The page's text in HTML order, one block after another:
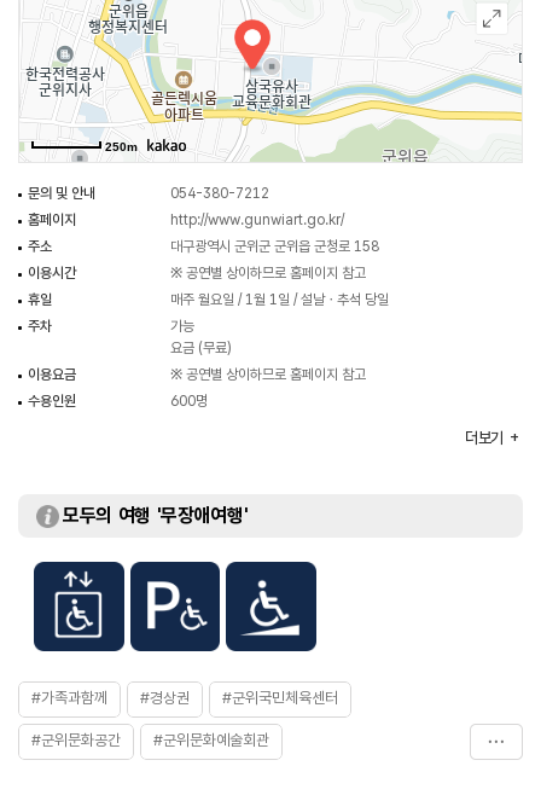
공연하는 다목적극장(457석)과 조상유품 전시관인 숭덕관, 그밖에 야외공연장,
유아놀이방, 어르신 사랑방, 음악 분수대 등 시설이 마련되어 있다. 다양한
계층의 문화적 욕구를 충족시키기 위해 폭넓은 문화, 체육행사, 공연 등을 열어
지역 주민의 만족을 높이고 있다.
250m
문의 및 안내
054-380-7212
홈페이지
http://www.gunwiart.go.kr/
주소
대구광역시 군위군 군위읍 군청로 158
이용시간
※ 공연별 상이하므로 홈페이지 참고
휴일
매주 월요일 / 1월 1일 / 설날ㆍ추석 당일
주차
가능
요금 (무료)
이용요금
※ 공연별 상이하므로 홈페이지 참고
수용인원
600명
더보기
모두의 여행 '무장애여행'
#가족과함께 #경상권 #군위국민체육센터
#군위문화공간 #군위문화예술회관